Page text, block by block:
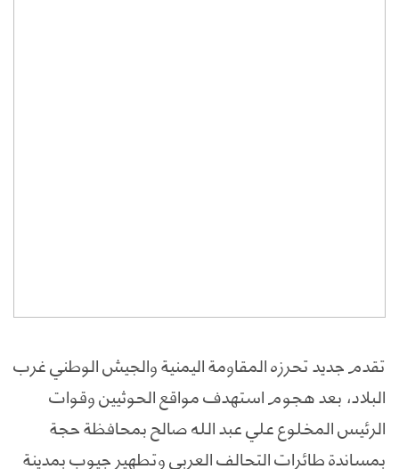
تقدم جديد تحرزه المقاومة اليمنية والجيش الوطني غرب
البلاد، بعد هجوم استهدف مواقع الحوثيين وقوات
الرئيس المخلوع علي عبد الله صالح بمحافظة حجة
بمساندة طائرات التحالف العربي وتطهير جيوب بمدينة